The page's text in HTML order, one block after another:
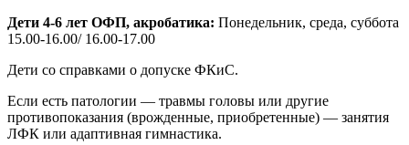
Дети 4-6 лет ОФП, акробатика: Понедельник, среда, суббота
15.00-16.00/ 16.00-17.00
Дети со справками о допуске ФКиС.
Если есть патологии — травмы головы или другие
противопоказания (врожденные, приобретенные) — занятия
ЛФК или адаптивная гимнастика.